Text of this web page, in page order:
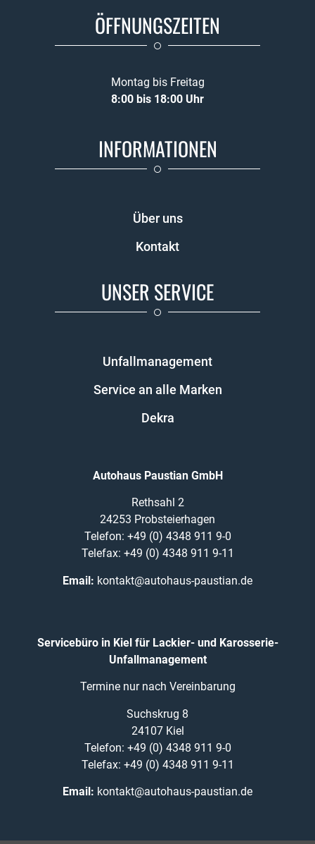
ÖFFNUNGSZEITEN
Montag bis Freitag
8:00 bis 18:00 Uhr
INFORMATIONEN
Über uns
Kontakt
UNSER SERVICE
Unfallmanagement
Service an alle Marken
Dekra
Autohaus Paustian GmbH
Rethsahl 2
24253 Probsteierhagen
Telefon: +49 (0) 4348 911 9-0
Telefax: +49 (0) 4348 911 9-11
Email: kontakt@autohaus-paustian.de
Servicebüro in Kiel für Lackier- und Karosserie-
Unfallmanagement
Termine nur nach Vereinbarung
Suchskrug 8
24107 Kiel
Telefon: +49 (0) 4348 911 9-0
Telefax: +49 (0) 4348 911 9-11
Email: kontakt@autohaus-paustian.de